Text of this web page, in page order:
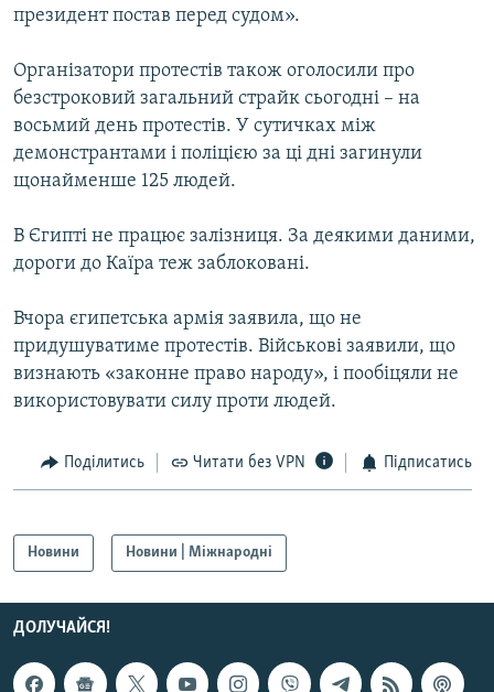
УКР
ДОЛУЧАЙСЯ!
Усі сайти RFE/RL
президент постав перед судом».
Організатори протестів також оголосили про
безстроковий загальний страйк сьогодні – на
восьмий день протестів. У сутичках між
демонстрантами і поліцією за ці дні загинули
щонайменше 125 людей.
В Єгипті не працює залізниця. За деякими даними,
дороги до Каїра теж заблоковані.
Вчора єгипетська армія заявила, що не
придушуватиме протестів. Військові заявили, що
визнають «законне право народу», і пообіцяли не
використовувати силу проти людей.
Поділитись Читати без VPN Підписатись
Новини Новини | Міжнародні
ДОЛУЧАЙСЯ!